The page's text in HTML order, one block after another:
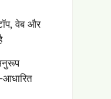
वेब और